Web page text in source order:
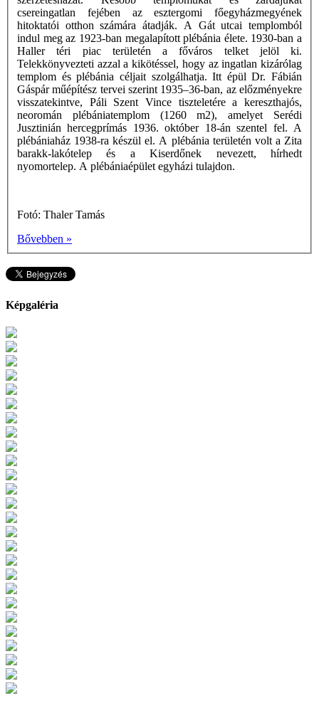
csereingatlan fejében az esztergomi főegyházmegyének
hitoktatói otthon számára átadják. A Gát utcai templomból
indul meg az 1923-ban megalapított plébánia élete. 1930-ban a
Haller téri piac területén a főváros telket jelöl ki.
Telekkönyvezteti azzal a kikötéssel, hogy az ingatlan kizárólag
templom és plébánia céljait szolgálhatja. Itt épül Dr. Fábián
Gáspár műépítész tervei szerint 1935–36-ban, az előzményekre
visszatekintve, Páli Szent Vince tiszteletére a kereszthajós,
neoromán plébániatemplom (1260 m2), amelyet Serédi
Jusztinián hercegprímás 1936. október 18-án szentel fel. A
plébániaház 1938-ra készül el. A plébánia területén volt a Zita
barakk-lakótelep és a Kiserdőnek nevezett, hírhedt
nyomortelep. A plébániaépület egyházi tulajdon.
Fotó: Thaler Tamás
Bővebben »
Képgaléria